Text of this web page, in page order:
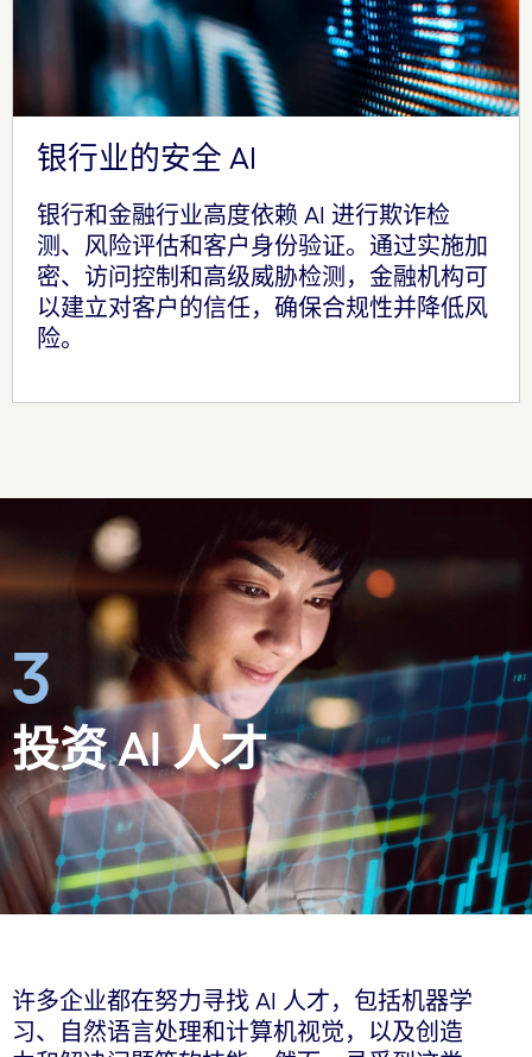
银行业的安全 AI
银行和金融行业高度依赖 AI 进行欺诈检
测、风险评估和客户身份验证。通过实施加
密、访问控制和高级威胁检测，金融机构可
以建立对客户的信任，确保合规性并降低风
险。
3
投资 AI 人才
许多企业都在努力寻找 AI 人才，包括机器学
习、自然语言处理和计算机视觉，以及创造